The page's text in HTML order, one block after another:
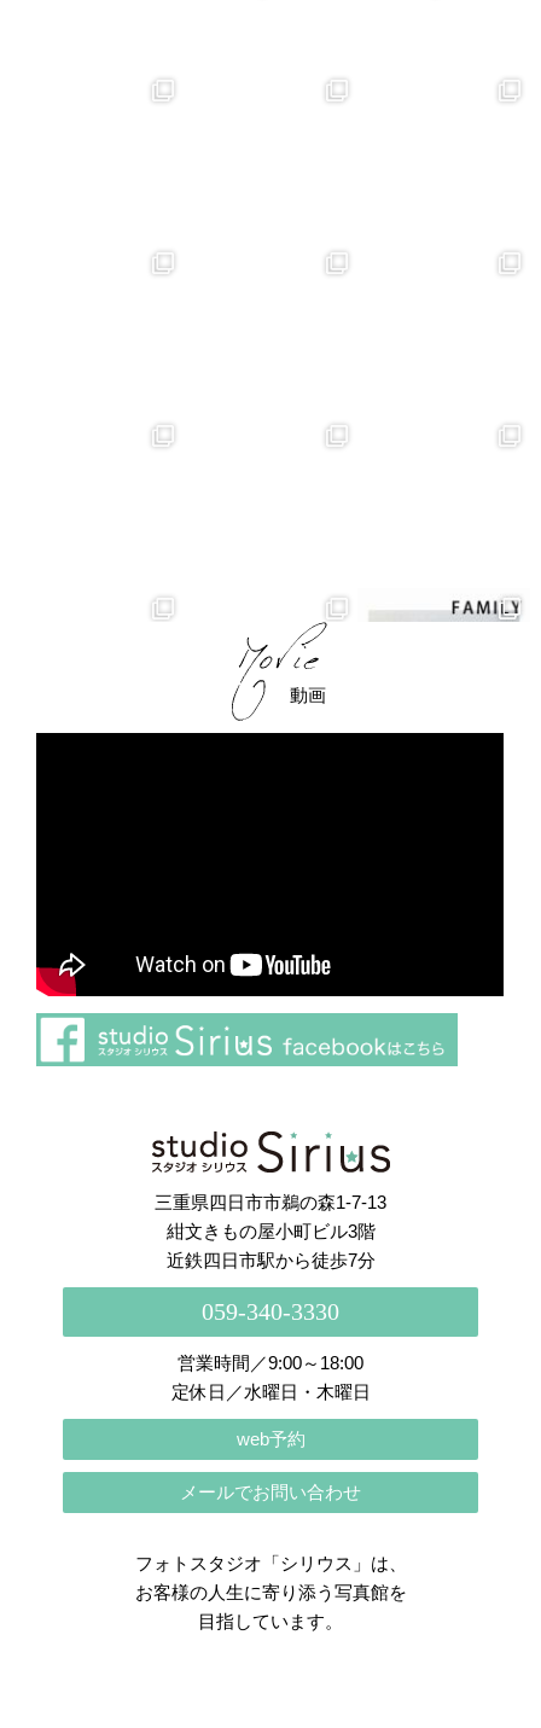
Instagram でフォロー
動画
三重県四日市市鵜の森1-7-13
紺文きもの屋小町ビル3階
近鉄四日市駅から徒歩7分
059-340-3330
営業時間／9:00～18:00
定休日／水曜日・木曜日
web予約
メールでお問い合わせ
フォトスタジオ「シリウス」は、
お客様の人生に寄り添う写真館を
目指しています。